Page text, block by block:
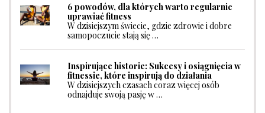
6 powodów, dla których warto regularnie
uprawiać fitness
W dzisiejszym świecie, gdzie zdrowie i dobre
samopoczucie stają się …
Inspirujące historie: Sukcesy i osiągnięcia w
fitnessie, które inspirują do działania
W dzisiejszych czasach coraz więcej osób
odnajduje swoją pasję w …